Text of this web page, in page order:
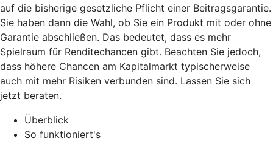
auf die bisherige gesetzliche Pflicht einer Beitragsgarantie.
Sie haben dann die Wahl, ob Sie ein Produkt mit oder ohne
Garantie abschließen. Das bedeutet, dass es mehr
Spielraum für Renditechancen gibt. Beachten Sie jedoch,
dass höhere Chancen am Kapitalmarkt typischerweise
auch mit mehr Risiken verbunden sind. Lassen Sie sich
jetzt beraten.
Überblick
So funktioniert's